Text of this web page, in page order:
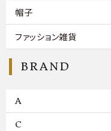
帽子
ファッション雑貨
BRAND
A
C